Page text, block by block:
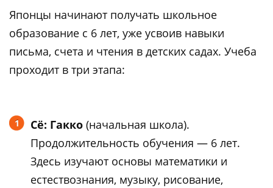
Японцы начинают получать школьное
образование с 6 лет, уже усвоив навыки
письма, счета и чтения в детских садах. Учеба
проходит в три этапа:
Сё: Гакко (начальная школа).
Продолжительность обучения — 6 лет.
Здесь изучают основы математики и
естествознания, музыку, рисование,